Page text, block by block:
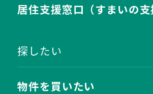
居住支援窓口 （すまいの支
探したい
物件を買いたい